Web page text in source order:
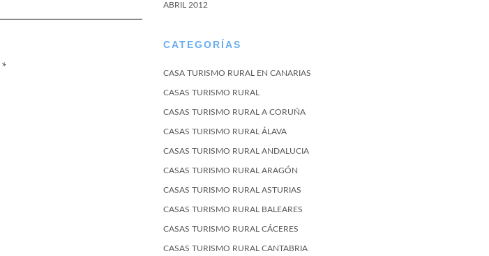
*
ABRIL 2012
CATEGORÍAS
CASA TURISMO RURAL EN CANARIAS
CASAS TURISMO RURAL
CASAS TURISMO RURAL A CORUÑA
CASAS TURISMO RURAL ÁLAVA
CASAS TURISMO RURAL ANDALUCIA
CASAS TURISMO RURAL ARAGÓN
CASAS TURISMO RURAL ASTURIAS
CASAS TURISMO RURAL BALEARES
CASAS TURISMO RURAL CÁCERES
CASAS TURISMO RURAL CANTABRIA